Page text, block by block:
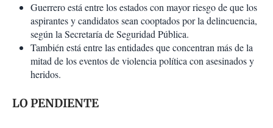
Guerrero está entre los estados con mayor riesgo de que los
aspirantes y candidatos sean cooptados por la delincuencia,
según la Secretaría de Seguridad Pública.
También está entre las entidades que concentran más de la
mitad de los eventos de violencia política con asesinados y
heridos.
LO PENDIENTE